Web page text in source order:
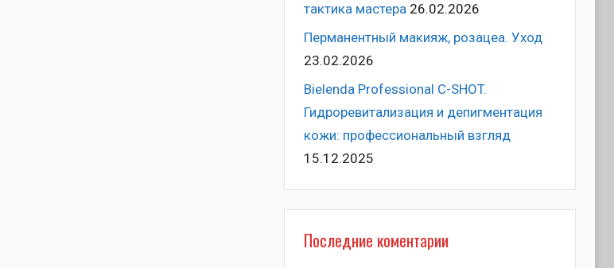
тактика мастера 26.02.2026
Перманентный макияж, розацеа. Уход
23.02.2026
Bielenda Professional C-SHOT.
Гидроревитализация и депигментация
кожи: профессиональный взгляд
15.12.2025
Последние коментарии